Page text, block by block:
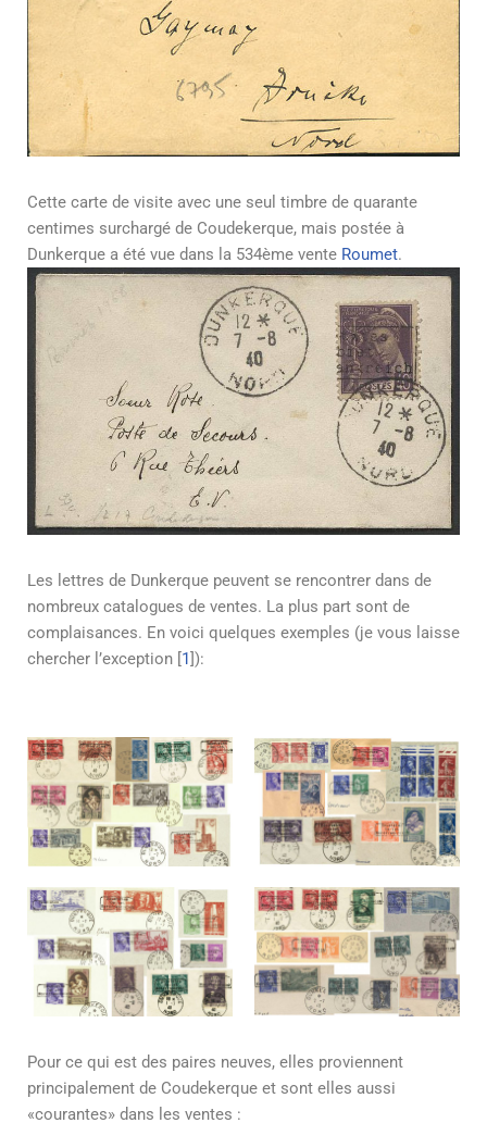
Cette carte de visite avec une seul timbre de quarante
centimes surchargé de Coudekerque, mais postée à
Dunkerque a été vue dans la 534ème vente Roumet.
Les lettres de Dunkerque peuvent se rencontrer dans de
nombreux catalogues de ventes. La plus part sont de
complaisances. En voici quelques exemples (je vous laisse
chercher l’exception [ 1 ]):
Pour ce qui est des paires neuves, elles proviennent
principalement de Coudekerque et sont elles aussi
«courantes» dans les ventes :